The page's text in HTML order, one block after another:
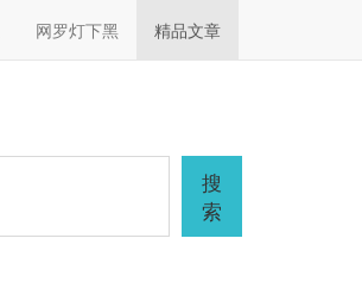
网罗灯下黑 精品文章
搜
索